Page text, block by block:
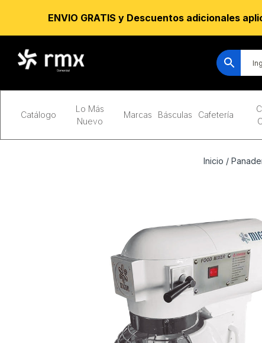
Catálogo
Lo Más
Nuevo
Marcas Básculas Cafetería
Inicio /
ENVIO GRATIS y Descuentos adicionales